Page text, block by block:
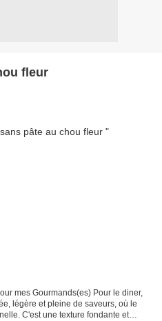
fleur
légère et pleine de saveurs, où le
C'est une texture fondante et